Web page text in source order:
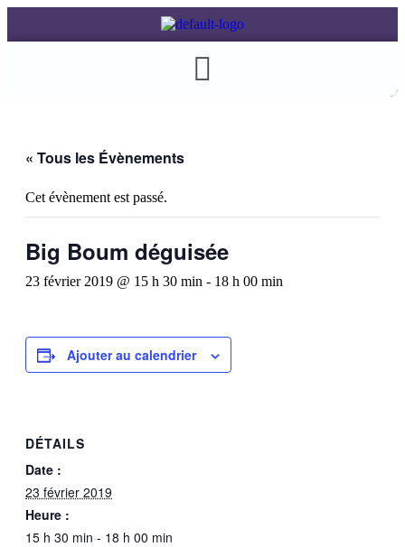
« Tous les Évènements
Cet évènement est passé.
Big Boum déguisée
23 février 2019 @ 15 h 30 min - 18 h 00 min
Ajouter au calendrier
DÉTAILS
Date :
23 février 2019
Heure :
15 h 30 min - 18 h 00 min